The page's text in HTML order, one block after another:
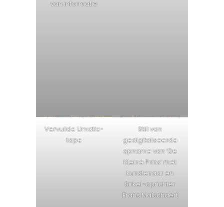
van informatie
Vervuilde Umatic-
tape
Still van
gedigitaliseerde
opname van ‘De
Kleine Prins’ met
kunstenaar en
Sirkel-oprichter
Frans Malschaert